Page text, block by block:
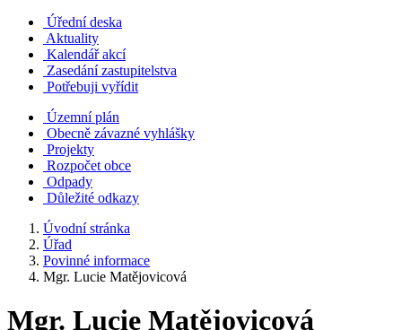
Úřední deska
Aktuality
Kalendář akcí
Zasedání zastupitelstva
Potřebuji vyřídit
Územní plán
Obecně závazné vyhlášky
Projekty
Rozpočet obce
Odpady
Důležité odkazy
Úvodní stránka
Úřad
Povinné informace
Mgr. Lucie Matějovicová
Mgr. Lucie Matějovicová